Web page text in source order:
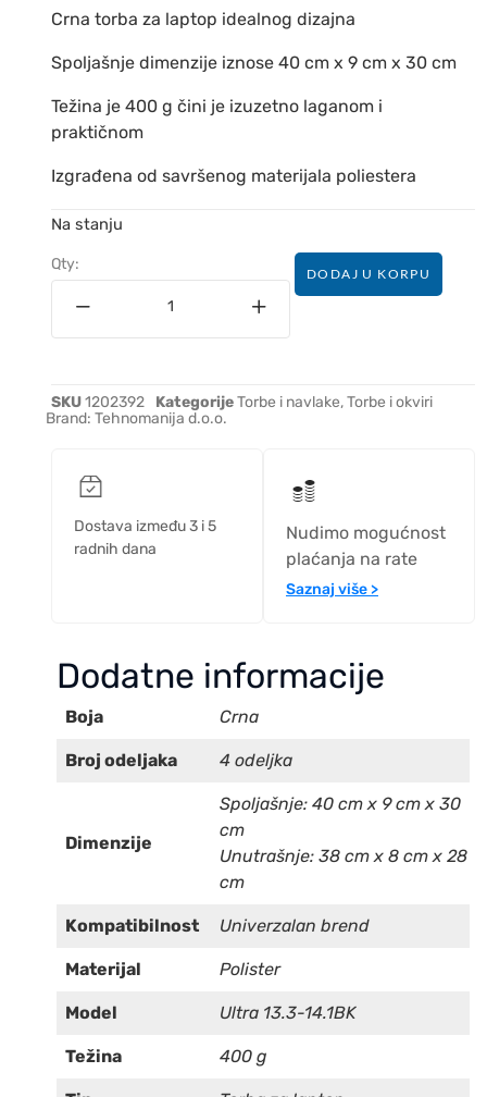
Crna torba za laptop idealnog dizajna
Spoljašnje dimenzije iznose 40 cm x 9 cm x 30 cm
Težina je 400 g čini je izuzetno laganom i
praktičnom
Izgrađena od savršenog materijala poliestera
Na stanju
Qty:
DODAJ U KORPU
SKU1202392 KategorijeTorbe i navlake,Torbe i okviri
Brand: Tehnomanija d.o.o.
Dostava između 3 i 5
radnih dana
Nudimo mogućnost
plaćanja na rate
Saznaj više >
Dodatne informacije
Boja Crna
Broj odeljaka 4 odeljka
Dimenzije
Spoljašnje: 40 cm x 9 cm x 30
cm
Unutrašnje: 38 cm x 8 cm x 28
cm
Kompatibilnost Univerzalan brend
Materijal Polister
Model Ultra 13.3-14.1BK
Težina 400 g